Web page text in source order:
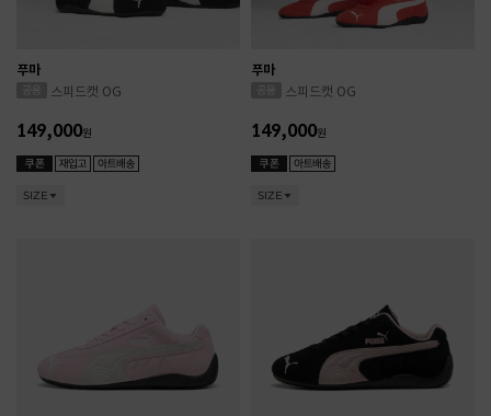
푸마
스피드캣 OG
149,000원
SIZE
푸마
스피드캣 OG
149,000원
SIZE